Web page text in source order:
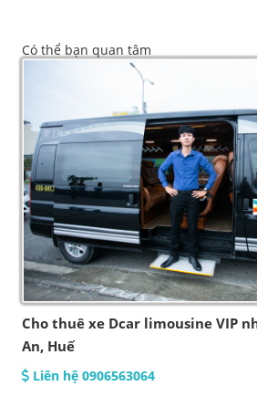
Có thể bạn quan tâm
Cho thuê xe Dcar limousine VIP
An, Huế
Liên hệ 0906563064